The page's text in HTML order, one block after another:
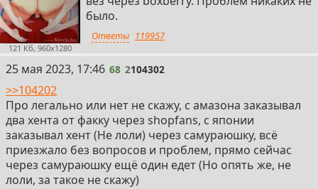
121 Кб, 960x1280
было.
Ответы 119957
68
25 мая 2023, 17:46 68 2104302
>>104202
Про легально или нет не скажу, с амазона заказывал
два хента от факку через shopfans, с японии
заказывал хент (Не лоли) через самураюшку, всё
приезжало без вопросов и проблем, прямо сейчас
через самураюшку ещё один едет (Но опять же, не
лоли, за такое не скажу)